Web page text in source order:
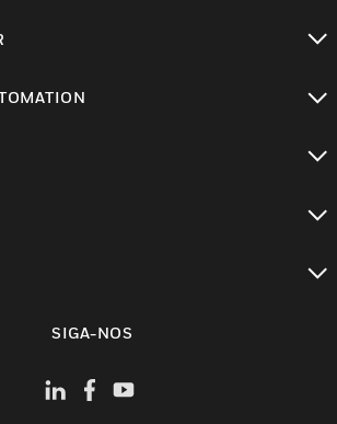
SIGA-NOS